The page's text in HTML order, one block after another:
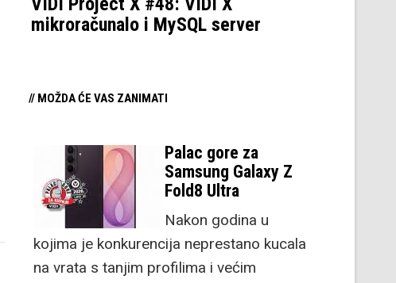
mikroračunalo i MySQL server
// MOŽDA ĆE VAS ZANIMATI
Palac gore za
Samsung Galaxy Z
Fold8 Ultra
Nakon godina u
kojima je konkurencija neprestano kucala
na vrata s tanjim profilima i većim